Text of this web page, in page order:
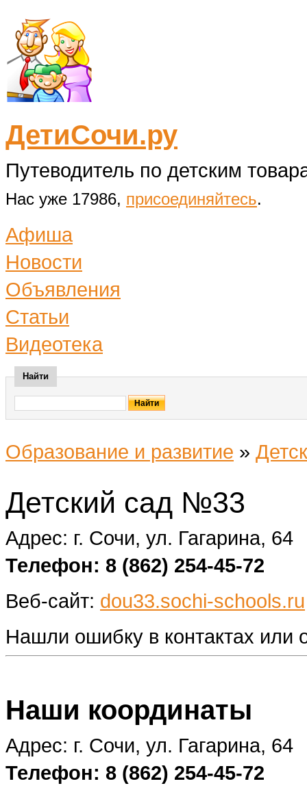
ДетиСочи.ру
Путеводитель по детским
Нас уже 17986, присоединяйтесь.
Афиша
Новости
Объявления
Статьи
Видеотека
Найти
Образование и развитие »
Детский сад №33
Адрес: г. Сочи, ул. Гагарина, 64
Телефон: 8 (862) 254-45-72
Веб-сайт: dou33.sochi-schools.ru
Нашли ошибку в контактах
Наши координаты
Адрес: г. Сочи, ул. Гагарина, 64
Телефон: 8 (862) 254-45-72